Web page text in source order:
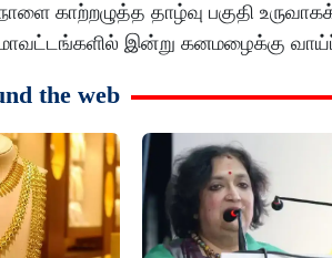
காற்றழுத்த தாழ்வு பகுதி
மாவட்டங்களில் இன்று கனமழைக்கு
the web